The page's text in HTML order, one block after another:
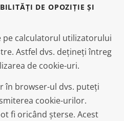
DE OPOZIȚIE ȘI
pe calculatorul utilizatorului
Astfel dvs. dețineți întreg
de cookie-uri.
în browser-ul dvs. puteți
cookie-urilor.
fi oricând șterse. Acest